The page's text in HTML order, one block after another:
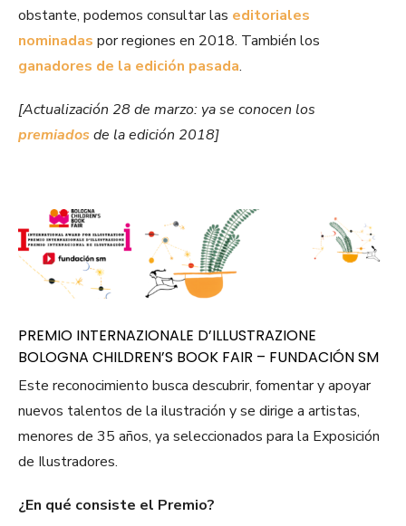
obstante, podemos consultar las editoriales
nominadas por regiones en 2018. También los
ganadores de la edición pasada.
[Actualización 28 de marzo: ya se conocen los
premiados de la edición 2018]
PREMIO INTERNAZIONALE D’ILLUSTRAZIONE
BOLOGNA CHILDREN’S BOOK FAIR – FUNDACIÓN SM
Este reconocimiento busca descubrir, fomentar y apoyar
nuevos talentos de la ilustración y se dirige a artistas,
menores de 35 años, ya seleccionados para la Exposición
de Ilustradores.
¿En qué consiste el Premio?